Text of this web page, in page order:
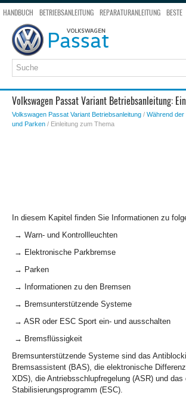
HANDBUCH BETRIEBSANLEITUNG REPARATURANLEITUNG BESTE
SEITENSUCHE
Volkswagen Passat Variant Betriebsanleitung:
Volkswagen Passat Variant Betriebsanleitung / Während der
und Parken / Einleitung zum Thema
In diesem Kapitel finden Sie Informationen zu
→ Warn- und Kontrollleuchten
→ Elektronische Parkbremse
→ Parken
→ Informationen zu den Bremsen
→ Bremsunterstützende Systeme
→ ASR oder ESC Sport ein- und ausschalten
→ Bremsflüssigkeit
Bremsunterstützende Systeme sind das
Bremsassistent (BAS), die elektronische
XDS), die Antriebsschlupfregelung (ASR) und das
Stabilisierungsprogramm (ESC).